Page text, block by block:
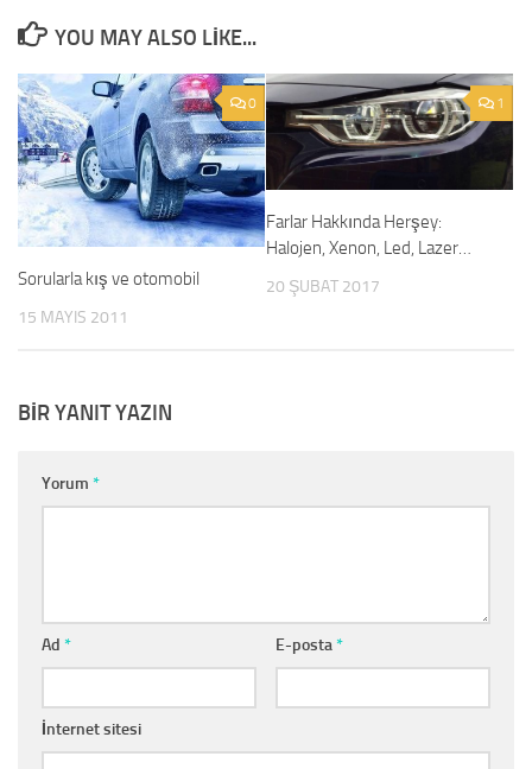
YOU MAY ALSO LIKE...
0
Sorularla kış ve otomobil
15 MAYIS 2011
1
Farlar Hakkında Herşey:
Halojen, Xenon, Led, Lazer…
20 ŞUBAT 2017
BIR YANIT YAZIN
Yorum *
Ad * E-posta*
İnternet sitesi